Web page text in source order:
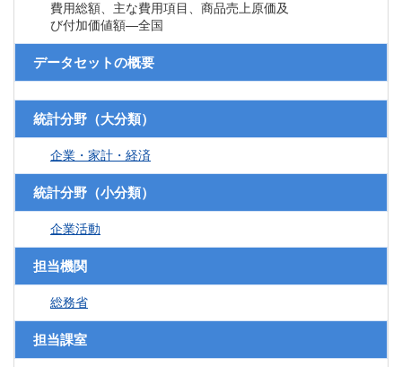
費用総額、主な費用項目、商品売上原価及
び付加価値額―全国
データセットの概要
統計分野（大分類）
企業・家計・経済
統計分野（小分類）
企業活動
担当機関
総務省
担当課室